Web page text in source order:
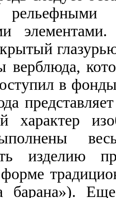
верблюда,
в
характер
изделию
барана»).